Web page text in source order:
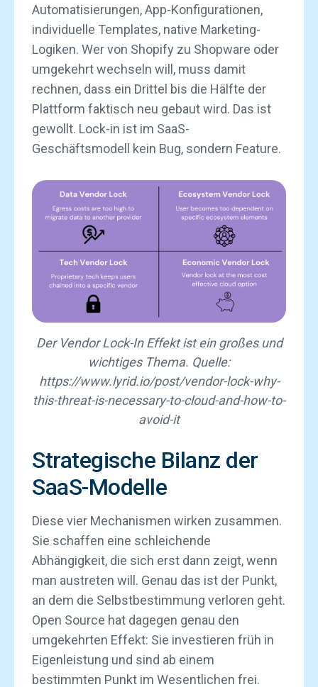
Automatisierungen, App-Konfigurationen,
individuelle Templates, native Marketing-
Logiken. Wer von Shopify zu Shopware oder
umgekehrt wechseln will, muss damit
rechnen, dass ein Drittel bis die Hälfte der
Plattform faktisch neu gebaut wird. Das ist
gewollt. Lock-in ist im SaaS-
Geschäftsmodell kein Bug, sondern Feature.
Der Vendor Lock-In Effekt ist ein großes und
wichtiges Thema. Quelle:
https://www.lyrid.io/post/vendor-lock-why-
this-threat-is-necessary-to-cloud-and-how-to-
avoid-it
Strategische Bilanz der
SaaS-Modelle
Diese vier Mechanismen wirken zusammen.
Sie schaffen eine schleichende
Abhängigkeit, die sich erst dann zeigt, wenn
man austreten will. Genau das ist der Punkt,
an dem die Selbstbestimmung verloren geht.
Open Source hat dagegen genau den
umgekehrten Effekt: Sie investieren früh in
Eigenleistung und sind ab einem
bestimmten Punkt im Wesentlichen frei.